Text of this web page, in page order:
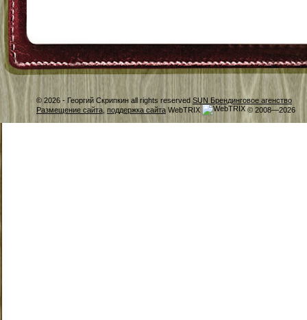
© 2026 - Георгий Скрипкин all rights reserved SUN Брендинговое агенство
Размещение сайта, поддержка сайта WebTRIX © 2008—2026